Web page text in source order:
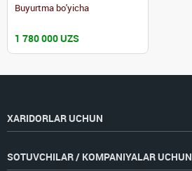
Buyurtma bo'yicha
1 780 000 UZS
XARIDORLAR UCHUN
SOTUVCHILAR / KOMPANIYALAR UCHUN